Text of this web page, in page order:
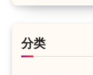
分类